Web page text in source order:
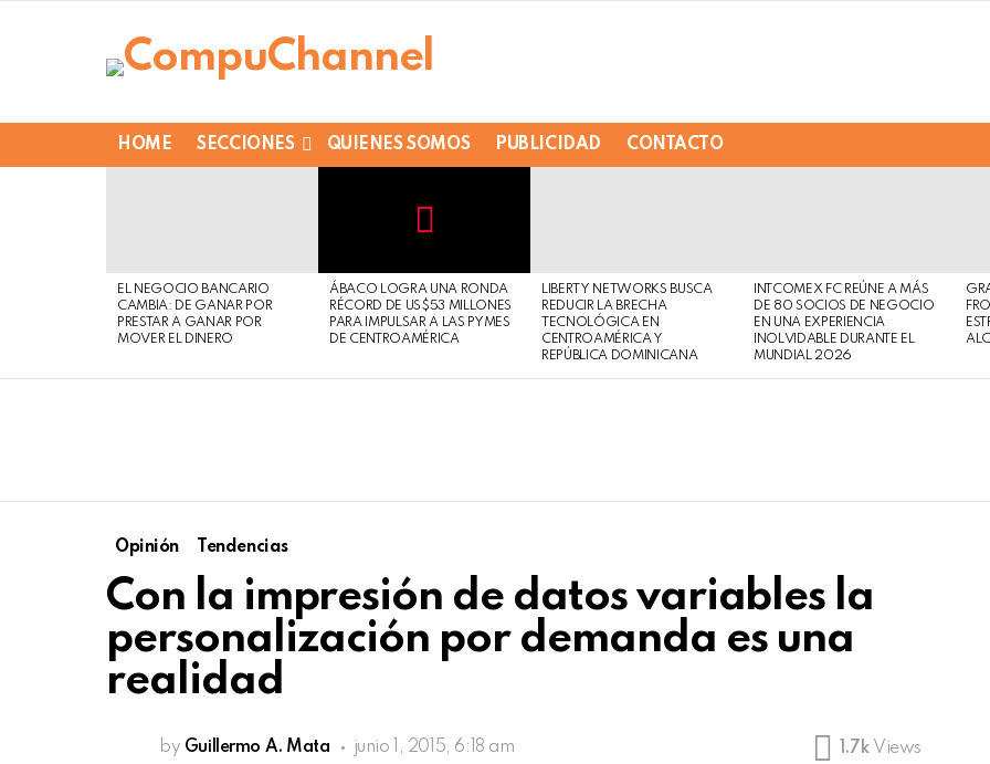
HOME SECCIONES QUIENES SOMOS PUBLICIDAD CONTACTO
EL NEGOCIO BANCARIO
CAMBIA: DE GANAR POR
PRESTAR A GANAR POR
MOVER EL DINERO
Safe
For
Work
view
this
post
ÁBACO LOGRA UNA RONDA
RÉCORD DE US$53 MILLONES
PARA IMPULSAR A LAS PYMES
DE CENTROAMÉRICA
LIBERTY NETWORKS BUSCA
REDUCIR LA BRECHA
TECNOLÓGICA EN
CENTROAMÉRICA Y
REPÚBLICA DOMINICANA
INTCOMEX FC REÚNE A MÁS
DE 80 SOCIOS DE NEGOCIO
EN UNA EXPERIENCIA
INOLVIDABLE DURANTE EL
MUNDIAL 2026
Opinión Tendencias
Con la impresión de datos variables la
personalización por demanda es una
realidad
by Guillermo A. Mata junio 1, 2015, 6:18 am 1.7k Views